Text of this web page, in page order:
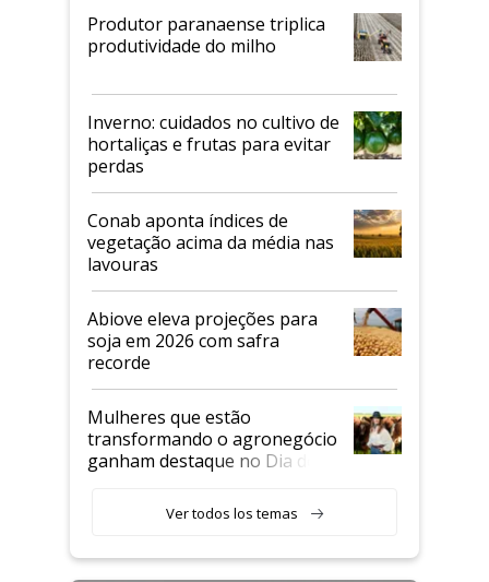
Produtor paranaense triplica
produtividade do milho
Inverno: cuidados no cultivo de
hortaliças e frutas para evitar
perdas
Conab aponta índices de
vegetação acima da média nas
lavouras
Abiove eleva projeções para
soja em 2026 com safra
recorde
Mulheres que estão
transformando o agronegócio
ganham destaque no Dia do
Ver todos los temas